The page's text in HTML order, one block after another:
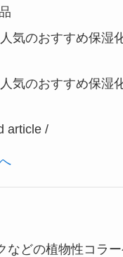
気のおすすめ保湿
気のおすすめ保湿
article /
などの植物性コラー